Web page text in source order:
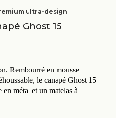
ultra-design
Ghost 15
Rembourré en mousse
le canapé Ghost 15
métal et un matelas à